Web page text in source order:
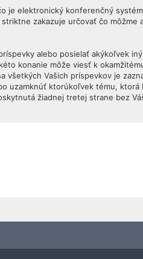
je elektronický konferenčný
zakazuje určovať čo môžme
alebo posielať akýkoľvek
konanie môže viesť k
Vašich príspevkov je
uzamknúť ktorúkoľvek tému, ktorá
žiadnej tretej strane bez